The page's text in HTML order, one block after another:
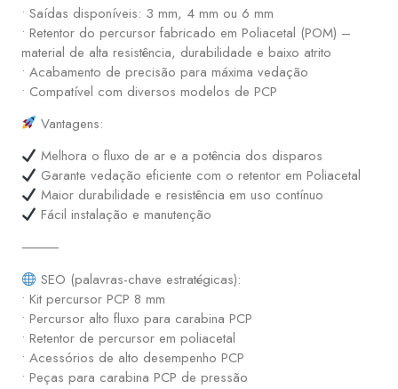
• Saídas disponíveis: 3 mm, 4 mm ou 6 mm
• Retentor do percursor fabricado em Poliacetal (POM) –
material de alta resistência, durabilidade e baixo atrito
• Acabamento de precisão para máxima vedação
• Compatível com diversos modelos de PCP
Vantagens:
Melhora o fluxo de ar e a potência dos disparos
Garante vedação eficiente com o retentor em Poliacetal
Maior durabilidade e resistência em uso contínuo
Fácil instalação e manutenção
⸻
SEO (palavras-chave estratégicas):
• Kit percursor PCP 8 mm
• Percursor alto fluxo para carabina PCP
• Retentor de percursor em poliacetal
• Acessórios de alto desempenho PCP
• Peças para carabina PCP de pressão